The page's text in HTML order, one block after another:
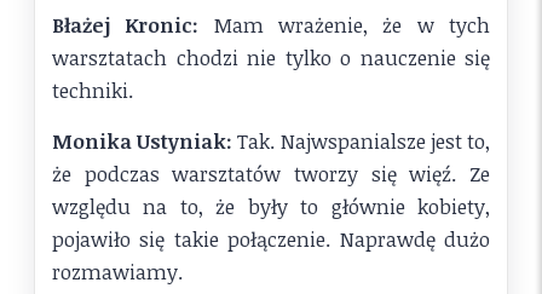
Błażej Kronic: Mam wrażenie, że w tych
warsztatach chodzi nie tylko o nauczenie się
techniki.
Monika Ustyniak: Tak. Najwspanialsze jest to,
że podczas warsztatów tworzy się więź. Ze
względu na to, że były to głównie kobiety,
pojawiło się takie połączenie. Naprawdę dużo
rozmawiamy.